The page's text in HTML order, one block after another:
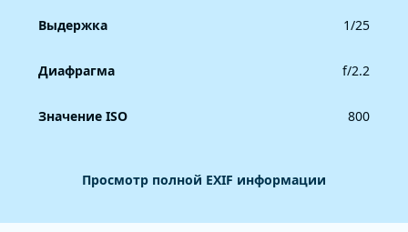
Выдержка 1/25
Диафрагма f/2.2
Значение ISO 800
Просмотр полной EXIF информации